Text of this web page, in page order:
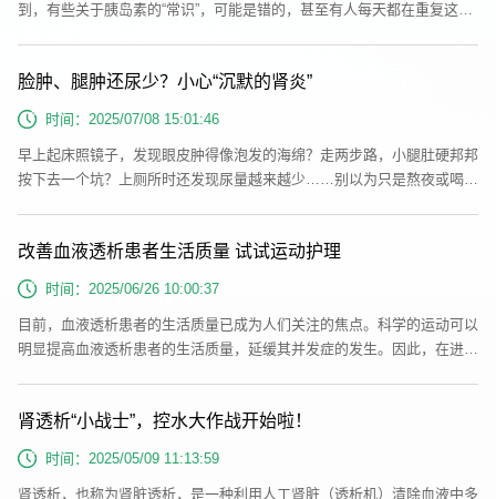
到，有些关于胰岛素的“常识”，可能是错的，甚至有人每天都在重复这些
段，因此拒绝或延迟胰岛素治疗。如果长期抱着这种错误观念，血糖持续
控制不佳会加速各种并发症的发生发展，反而真正让病情走向“晚期”。事
实上，胰岛素...
脸肿、腿肿还尿少？小心“沉默的肾炎”
时间：2025/07/08 15:01:46
早上起床照镜子，发现眼皮肿得像泡发的海绵？走两步路，小腿肚硬邦邦
按下去一个坑？上厕所时还发现尿量越来越少……别以为只是熬夜或喝水
形成蛋白尿，血管内蛋白减少致渗透压下降，水分渗入组织间隙，先从眼
睑、脚踝等疏松部位水肿，严重时出现腹水；同时肾小球滤过率下降，肾
脏排水能...
改善血液透析患者生活质量 试试运动护理
时间：2025/06/26 10:00:37
目前，血液透析患者的生活质量已成为人们关注的焦点。科学的运动可以
明显提高血液透析患者的生活质量，延缓其并发症的发生。因此，在进行
析患者运动护理的意义1.加强心脏的能力：适量的锻炼可以提高心脏的承
受能力，增加机体对氧的利用率，减少患者在透析时产生的不适症状。2.
改善血液循环...
肾透析“小战士”，控水大作战开始啦！
时间：2025/05/09 11:13:59
肾透析，也称为肾脏透析，是一种利用人工肾脏（透析机）清除血液中多